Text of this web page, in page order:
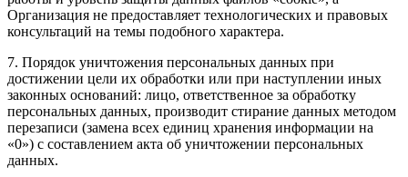
Организация не предоставляет технологических и правовых
консультаций на темы подобного характера.
7. Порядок уничтожения персональных данных при
достижении цели их обработки или при наступлении иных
законных оснований: лицо, ответственное за обработку
персональных данных, производит стирание данных методом
перезаписи (замена всех единиц хранения информации на
«0») с составлением акта об уничтожении персональных
данных.